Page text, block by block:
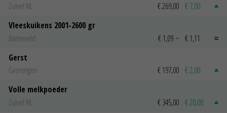
Zuivel NL
€ 269,00 € 7,00
Vleeskuikens 2001-2600 gr
Barneveld
€ 1,09 ~ € 1,11
Gerst
Groningen
€ 197,00 € 2,00
Volle melkpoeder
Zuivel NL
€ 345,00 € 20,00